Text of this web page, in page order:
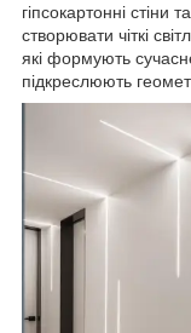
гіпсокартонні стіни
створювати чіткі
які формують
підкреслюють